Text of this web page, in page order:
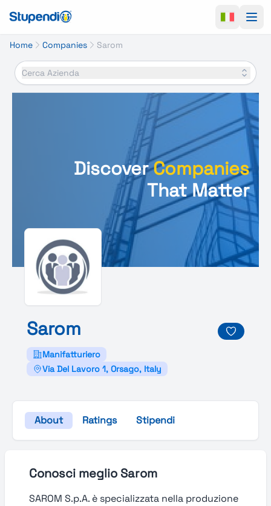
Home Companies Sarom
Cerca Azienda
DiscoverCompanies
That Matter
Sarom
Manifatturiero
Via Del Lavoro 1, Orsago, Italy
About Ratings Stipendi
Conosci meglio Sarom
SAROM S.p.A. è specializzata nella produzione